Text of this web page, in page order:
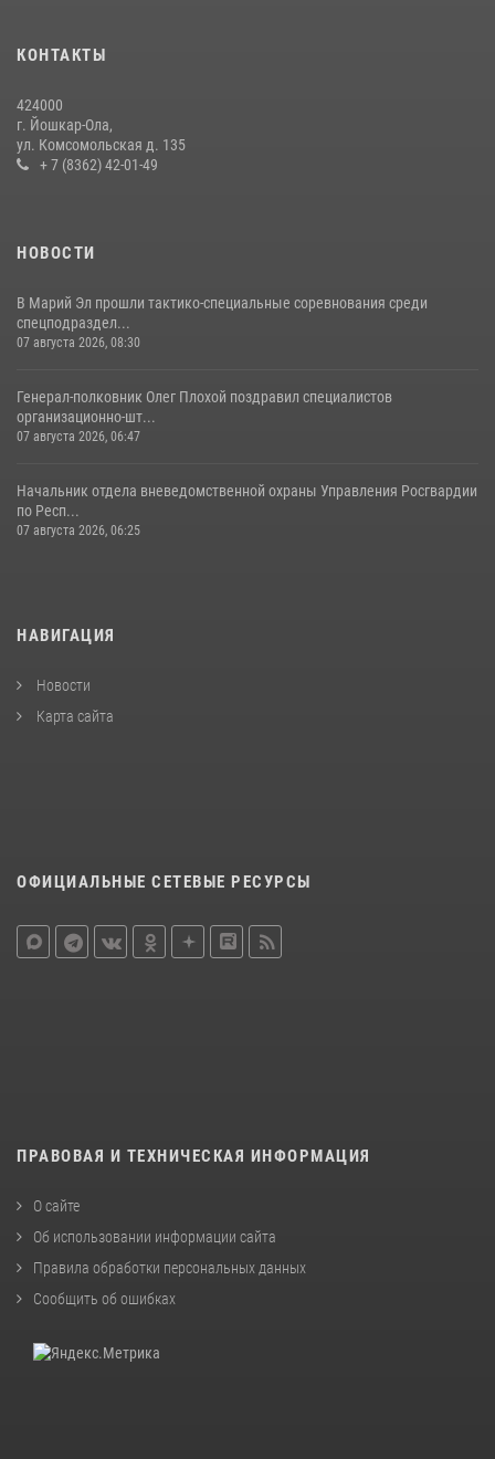
Управление Росгвардии по Республике Марий Эл приняло участие в
09 июля 2026, 06:04
Управление Росгвардии по Республике Марий Эл продолжает
КОНТАКТЫ
424000
г. Йошкар-Ола,
ул. Комсомольская д. 135
+ 7 (8362) 42-01-49
НОВОСТИ
В Марий Эл прошли тактико-специальные соревнования среди
спецподраздел...
07 августа 2026, 08:30
Генерал-полковник Олег Плохой поздравил специалистов
организационно-шт...
07 августа 2026, 06:47
Начальник отдела вневедомственной охраны Управления Росгвардии
по Респ...
07 августа 2026, 06:25
НАВИГАЦИЯ
Новости
Карта сайта
ОФИЦИАЛЬНЫЕ СЕТЕВЫЕ РЕСУРСЫ
ПРАВОВАЯ И ТЕХНИЧЕСКАЯ ИНФОРМАЦИЯ
О сайте
Об использовании информации сайта
Правила обработки персональных данных
Сообщить об ошибках